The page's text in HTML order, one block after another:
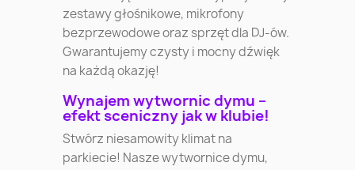
zestawy głośnikowe, mikrofony
bezprzewodowe oraz sprzęt dla DJ-ów.
Gwarantujemy czysty i mocny dźwięk
na każdą okazję!
Wynajem wytwornic dymu –
efekt sceniczny jak w klubie!
Stwórz niesamowity klimat na
parkiecie! Nasze wytwornice dymu,